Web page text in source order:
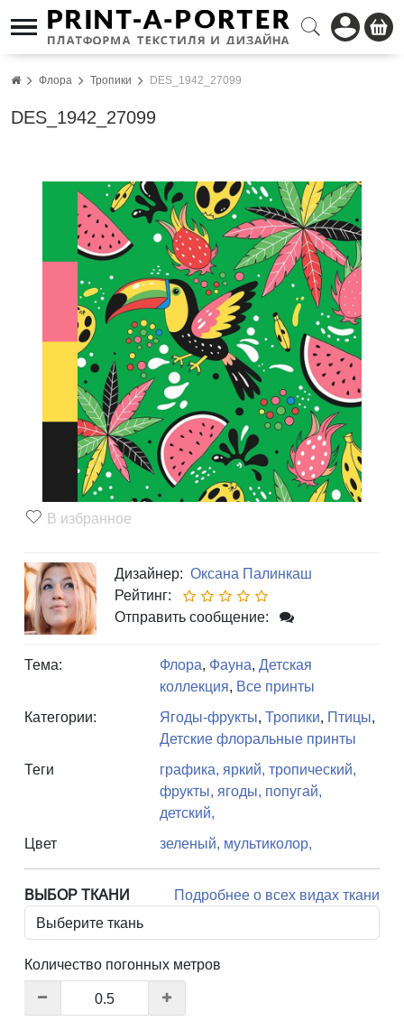
Флора Тропики DES_1942_27099
DES_1942_27099
В избранное
Дизайнер: Оксана Палинкаш
Рейтинг:
Отправить сообщение:
Тема: Флора, Фауна, Детская
коллекция, Все принты
Категории:
Ягоды-фрукты, Тропики, Птицы,
Детские флоральные принты
Теги
графика, яркий, тропический,
фрукты, ягоды, попугай,
детский,
Цвет
зеленый, мультиколор,
ВЫБОР ТКАНИ Подробнее о всех видах ткани
Количество погонных метров